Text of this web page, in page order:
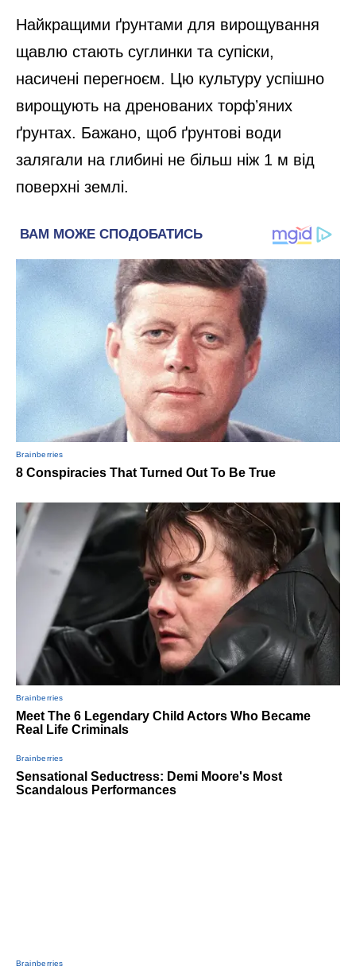
Найкращими ґрунтами для вирощування
щавлю стають суглинки та супіски,
насичені перегноєм. Цю культуру успішно
вирощують на дренованих торфʼяних
ґрунтах. Бажано, щоб ґрунтові води
залягали на глибині не більш ніж 1 м від
поверхні землі.